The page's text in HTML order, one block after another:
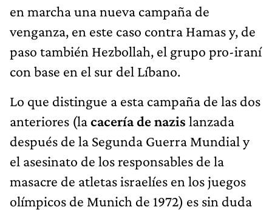
en marcha una nueva campaña de
venganza, en este caso contra Hamas y, de
paso también Hezbollah, el grupo pro-iraní
con base en el sur del Líbano.
Lo que distingue a esta campaña de las dos
anteriores (lacacería de nazis lanzada
después de la Segunda Guerra Mundial y
el asesinato de los responsables de la
masacre de atletas israelíes en los juegos
olímpicos de Munich de 1972) es sin duda